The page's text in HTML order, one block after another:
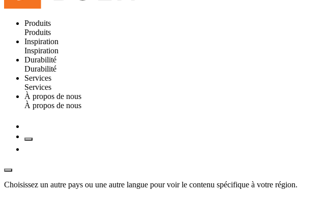
Produits
Produits
Inspiration
Inspiration
Durabilité
Durabilité
Services
Services
À propos de nous
À propos de nous
Choisissez un autre pays ou une autre langue pour voir le contenu spécifique à votre région.